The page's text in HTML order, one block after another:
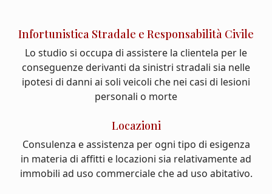
Infortunistica Stradale e Responsabilità Civile
Lo studio si occupa di assistere la clientela per le
conseguenze derivanti da sinistri stradali sia nelle
ipotesi di danni ai soli veicoli che nei casi di lesioni
personali o morte
Locazioni
Consulenza e assistenza per ogni tipo di esigenza
in materia di affitti e locazioni sia relativamente ad
immobili ad uso commerciale che ad uso abitativo.